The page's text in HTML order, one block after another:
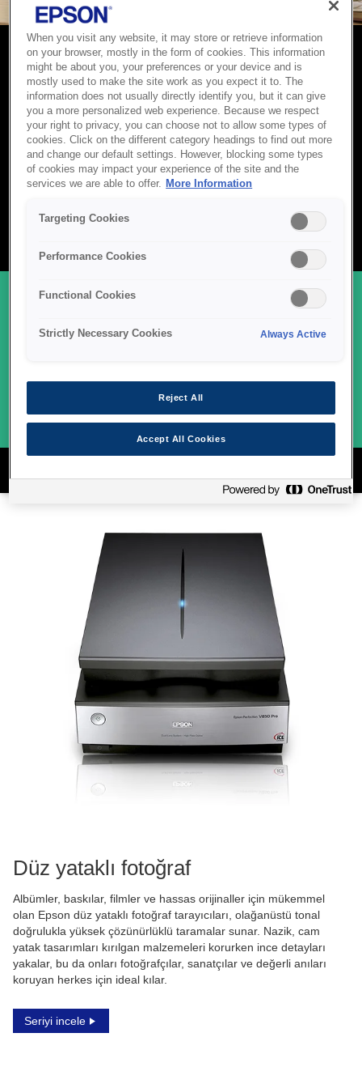
FOTOĞRAF TARAYICILARI
Epson fotoğraf tarayıcıları, anıları olağanüstü netlik ve renk
doğruluğu ile korumak için tasarlanmıştır. İster eski aile
albümlerini dijitalleştiriyor, ister film arşivliyor, ister yüksek
çözünürlüklü sanat eserleri yakalıyor olun, Epson'un gelişmiş
görüntüleme teknolojisi her detayın sadakatle yeniden
üretilmesini sağlar. Sezgisel yazılım, çok yönlü medya işleme ve
korumayı, paylaşmayı ve keyif almayı kolaylaştırır.
FOTOĞRAF TARAYICI
Düz yataklı fotoğraf
Albümler, baskılar, filmler ve hassas orijinaller için mükemmel
olan Epson düz yataklı fotoğraf tarayıcıları, olağanüstü tonal
doğrulukla yüksek çözünürlüklü taramalar sunar. Nazik, cam
yatak tasarımları kırılgan malzemeleri korurken ince detayları
yakalar, bu da onları fotoğrafçılar, sanatçılar ve değerli anıları
koruyan herkes için ideal kılar.
Seriyi incele
When you visit any website, it may store or retrieve information
on your browser, mostly in the form of cookies. This information
might be about you, your preferences or your device and is
mostly used to make the site work as you expect it to. The
information does not usually directly identify you, but it can give
you a more personalized web experience. Because we respect
your right to privacy, you can choose not to allow some types of
cookies. Click on the different category headings to find out more
and change our default settings. However, blocking some types
of cookies may impact your experience of the site and the
services we are able to offer.
More Information
Targeting Cookies
Performance Cookies
Functional Cookies
Strictly Necessary Cookies Always Active
Reject All
Accept All Cookies